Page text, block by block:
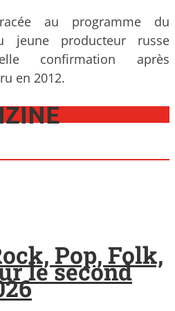
au programme du
jeune producteur russe
confirmation après
en 2012.
Pop, Folk,
le second